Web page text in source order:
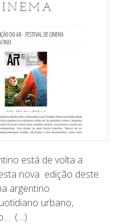
está de volta a
nova edição deste
argentino
urbano,
(…)